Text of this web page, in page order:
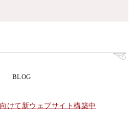
BLOG
けて新ウェブサイト構築中